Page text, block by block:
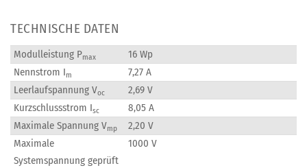
TECHNISCHE DATEN
Modulleistung Pmax
16 Wp
Nennstrom Im
7,27 A
Leerlaufspannung Voc
2,69 V
Kurzschlussstrom Isc
8,05 A
Maximale Spannung Vmp
2,20 V
Maximale
Systemspannung geprüft
1000 V